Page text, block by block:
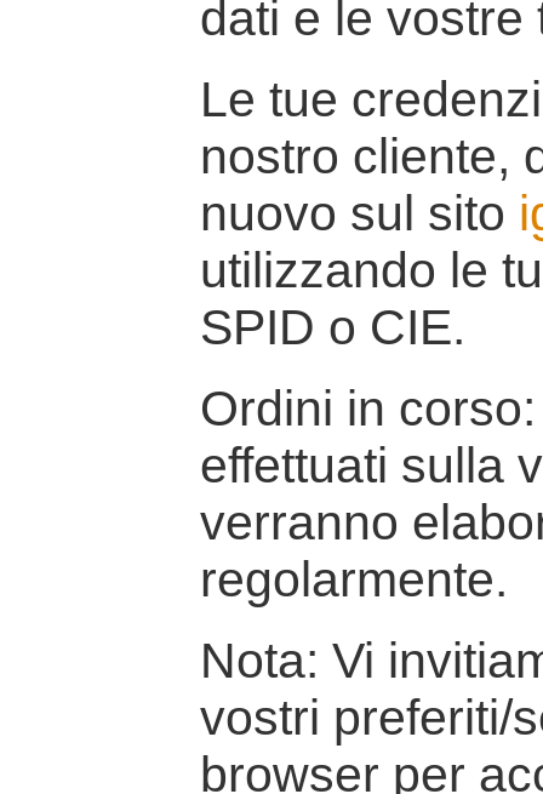
dati e le vostre
Le tue
nostro cliente,
nuovo sul sito
utilizzando le
SPID o CIE.
Ordini in
effettuati sulla
verranno
regolarmente.
Nota: Vi
vostri preferiti/
browser per